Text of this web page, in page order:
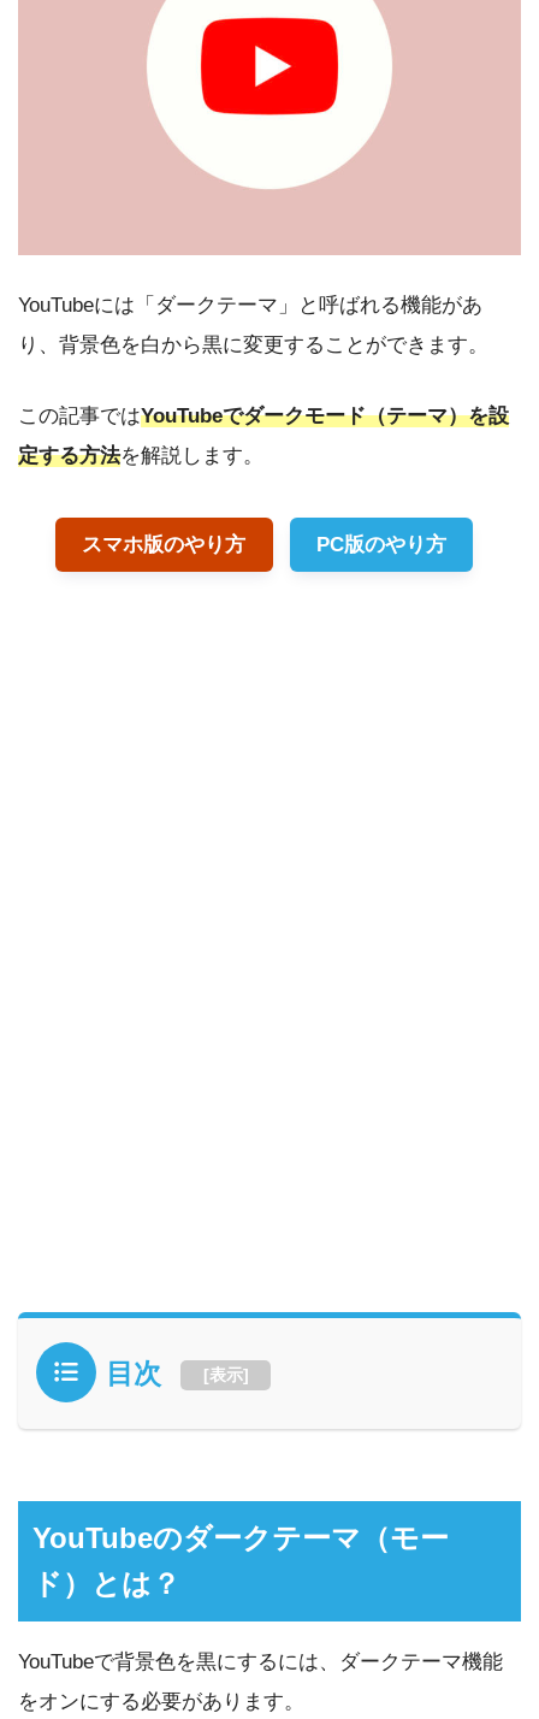
YouTubeには「ダークテーマ」と呼ばれる機能があ
り、背景色を白から黒に変更することができます。
この記事ではYouTubeでダークモード（テーマ）を設
定する方法を解説します。
スマホ版のやり方 PC版のやり方
目次 [表示]
YouTubeのダークテーマ（モー
ド）とは？
YouTubeで背景色を黒にするには、ダークテーマ機能
をオンにする必要があります。